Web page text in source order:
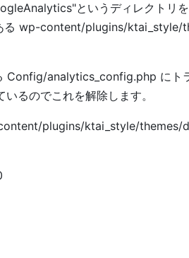
というディレクトリ
る wp-content/plugins/
analytics_config.php にト
るのでこれを解除します。
plugins/ktai_style/themes/